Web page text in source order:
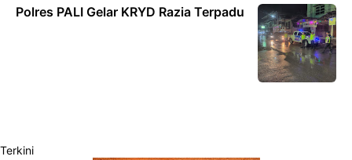
Polres PALI Gelar KRYD Razia Terpadu
Terkini